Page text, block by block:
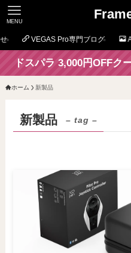
MENU
VEGAS Pro専門ブログ
ドスパラ 3,000円OFFク
ホーム 新製品
新製品 – tag –